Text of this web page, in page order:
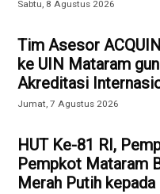
Sabtu, 8 Agustus 2026
Tim Asesor
ke UIN Mataram
Akreditasi
Jumat, 7 Agustus 2026
HUT Ke-81 RI,
Pempkot Mataram
Merah Putih